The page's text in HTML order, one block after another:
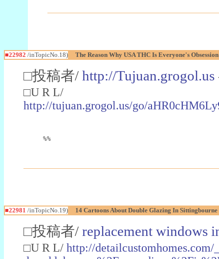
■22982 /inTopicNo.18) The Reason Why USA THC Is Everyone's
□投稿者/ http://Tujuan.grogol.us
□U R L/
http://tujuan.grogol.us/go/
%%
■22981 /inTopicNo.19) 14 Cartoons About Double Glazing In
□投稿者/ replacement windows
□U R L/ http://detailcustomhomes.com/